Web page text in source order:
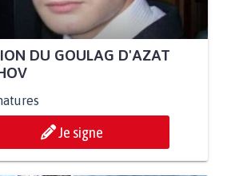
DU GOULAG D'AZAT
Je signe